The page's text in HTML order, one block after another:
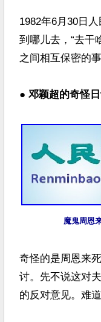
1982年6月30日
到哪儿去，“去干
之间相互保密的
● 邓颖超的奇怪
魔鬼周恩
奇怪的是周恩来
讨。先不说这对
的反对意见。难